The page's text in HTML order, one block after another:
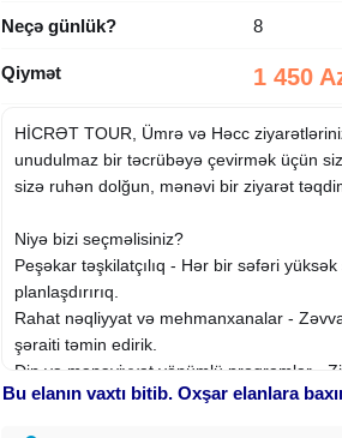
Neçə günlük? 8
Qiymət 1 450
HİCRƏT TOUR, Ümrə və Həcc
unudulmaz bir təcrübəyə çevirmək üçün
sizə ruhən dolğun, mənəvi bir ziyarət
Niyə bizi seçməlisiniz?
Peşəkar təşkilatçılıq - Hər bir səfəri
planlaşdırırıq.
Rahat nəqliyyat və mehmanxanalar -
şəraiti təmin edirik.
Din və mənəviyyat yönümlü proqramlar -
maarifləndirmə və bələdçi dəstəyi.
Bu elanın vaxtı bitib. Oxşar elanlara